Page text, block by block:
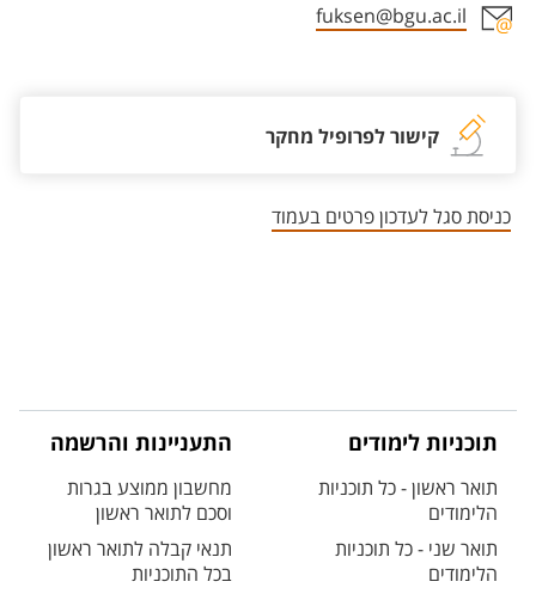
fuksen@bgu.ac.il
קישור לפרופיל מחקר
כניסת סגל לעדכון פרטים בעמוד
תוכניות לימודים
תואר ראשון - כל תוכניות
הלימודים
תואר שני - כל תוכניות
הלימודים
התעניינות והרשמה
מחשבון ממוצע בגרות
וסכם לתואר ראשון
תנאי קבלה לתואר ראשון
בכל התוכניות